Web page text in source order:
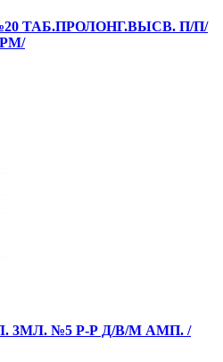
ТАБ.ПРОЛОНГ.ВЫСВ. П/П/
3МЛ. №5 Р-Р Д/В/М АМП. /